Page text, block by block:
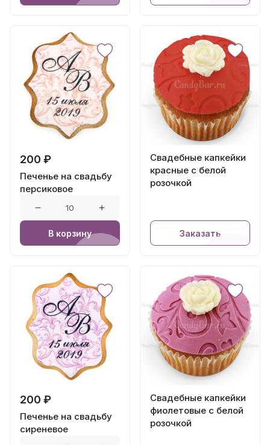
200 ₽
Печенье на свадьбу
персиковое
В корзину
Свадебные капкейки
красные с белой
розочкой
Заказать
200 ₽
Печенье на свадьбу
сиреневое
Свадебные капкейки
фиолетовые с белой
розочкой